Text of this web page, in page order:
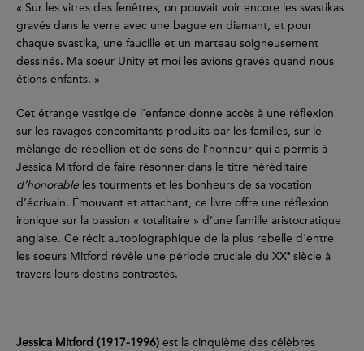
« Sur les vitres des fenêtres, on pouvait voir encore les svastikas
gravés dans le verre avec une bague en diamant, et pour
chaque svastika, une faucille et un marteau soigneusement
dessinés. Ma soeur Unity et moi les avions gravés quand nous
étions enfants. »
Cet étrange vestige de l’enfance donne accès à une réflexion
sur les ravages concomitants produits par les familles, sur le
mélange de rébellion et de sens de l’honneur qui a permis à
Jessica Mitford de faire résonner dans le titre héréditaire
d’honorable les tourments et les bonheurs de sa vocation
d’écrivain. Émouvant et attachant, ce livre offre une réflexion
ironique sur la passion « totalitaire » d’une famille aristocratique
anglaise. Ce récit autobiographique de la plus rebelle d’entre
les soeurs Mitford révèle une période cruciale du XXe siècle à
travers leurs destins contrastés.
Jessica Mitford (1917-1996) est la cinquième des célèbres